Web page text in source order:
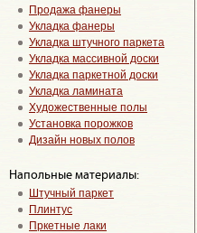
Продажа фанеры
Укладка фанеры
Укладка штучного паркета
Укладка массивной доски
Укладка паркетной доски
Укладка ламината
Художественные полы
Установка порожков
Дизайн новых полов
Напольные материалы:
Штучный паркет
Плинтус
Пркетные лаки